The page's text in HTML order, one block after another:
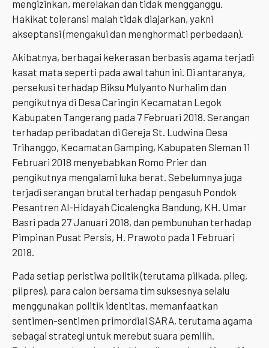
mengizinkan, merelakan dan tidak mengganggu.
Hakikat toleransi malah tidak diajarkan, yakni
akseptansi (mengakui dan menghormati perbedaan).
Akibatnya, berbagai kekerasan berbasis agama terjadi
kasat mata seperti pada awal tahun ini. Di antaranya,
persekusi terhadap Biksu Mulyanto Nurhalim dan
pengikutnya di Desa Caringin Kecamatan Legok
Kabupaten Tangerang pada 7 Februari 2018. Serangan
terhadap peribadatan di Gereja St. Ludwina Desa
Trihanggo, Kecamatan Gamping, Kabupaten Sleman 11
Februari 2018 menyebabkan Romo Prier dan
pengikutnya mengalami luka berat. Sebelumnya juga
terjadi serangan brutal terhadap pengasuh Pondok
Pesantren Al-Hidayah Cicalengka Bandung, KH. Umar
Basri pada 27 Januari 2018, dan pembunuhan terhadap
Pimpinan Pusat Persis, H. Prawoto pada 1 Februari
2018.
Pada setiap peristiwa politik (terutama pilkada, pileg,
pilpres), para calon bersama tim suksesnya selalu
menggunakan politik identitas, memanfaatkan
sentimen-sentimen primordial SARA, terutama agama
sebagai strategi untuk merebut suara pemilih.